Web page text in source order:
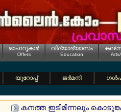
ഓഫറുകള്‍
Offers
വിദ്യാഭ്യാസം
Education
കല/
യൂറോപ്പ് ജര്‍മനി
കനത്ത ഇടിമിന്നലും